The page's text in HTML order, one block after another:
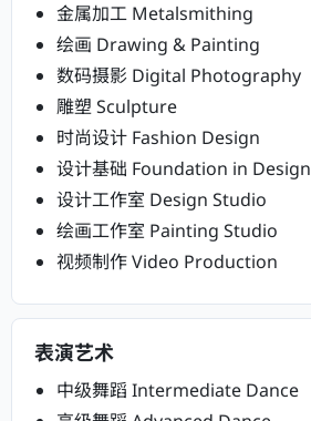
金属加工 Metalsmithing
绘画 Drawing & Painting
数码摄影 Digital Photography
雕塑 Sculpture
时尚设计 Fashion Design
设计基础 Foundation in Design
设计工作室 Design Studio
绘画工作室 Painting Studio
视频制作 Video Production
表演艺术
中级舞蹈 Intermediate Dance